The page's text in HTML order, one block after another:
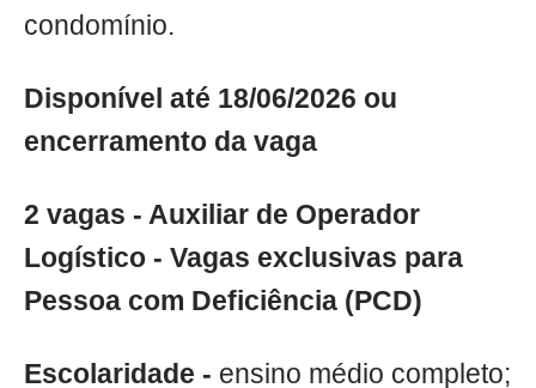
condomínio.
Disponível até 18/06/2026 ou
encerramento da vaga
2 vagas - Auxiliar de Operador
Logístico - Vagas exclusivas para
Pessoa com Deficiência (PCD)
Escolaridade - ensino médio completo;